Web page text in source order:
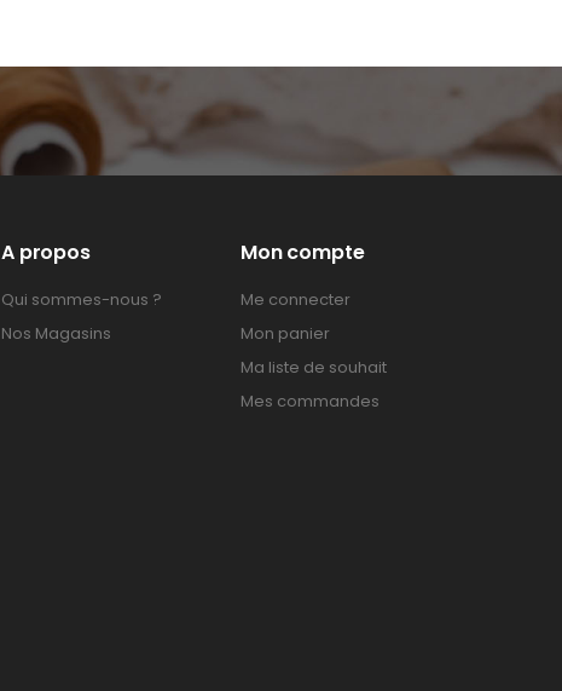
A propos
Qui sommes-nous ?
Nos Magasins
Mon compte
Me connecter
Mon panier
Ma liste de souhait
Mes commandes